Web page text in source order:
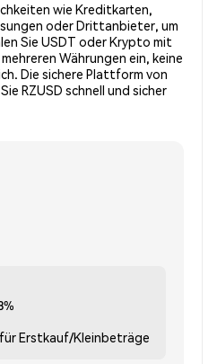
wie Kreditkarten,
oder Drittanbieter, um
Sie USDT oder Krypto mit
Währungen ein, keine
Die sichere Plattform von
RZUSD schnell und sicher
Erstkauf/Kleinbeträge